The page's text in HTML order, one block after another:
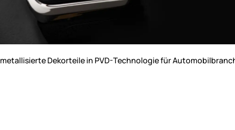
metallisierte Dekorteile in PVD-Technologie für